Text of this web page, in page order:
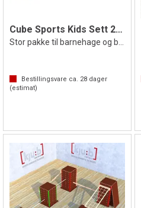
Cube Sports Kids Sett 2 | Parkour
Bestillingsvare ca. 28 dager
(estimat)